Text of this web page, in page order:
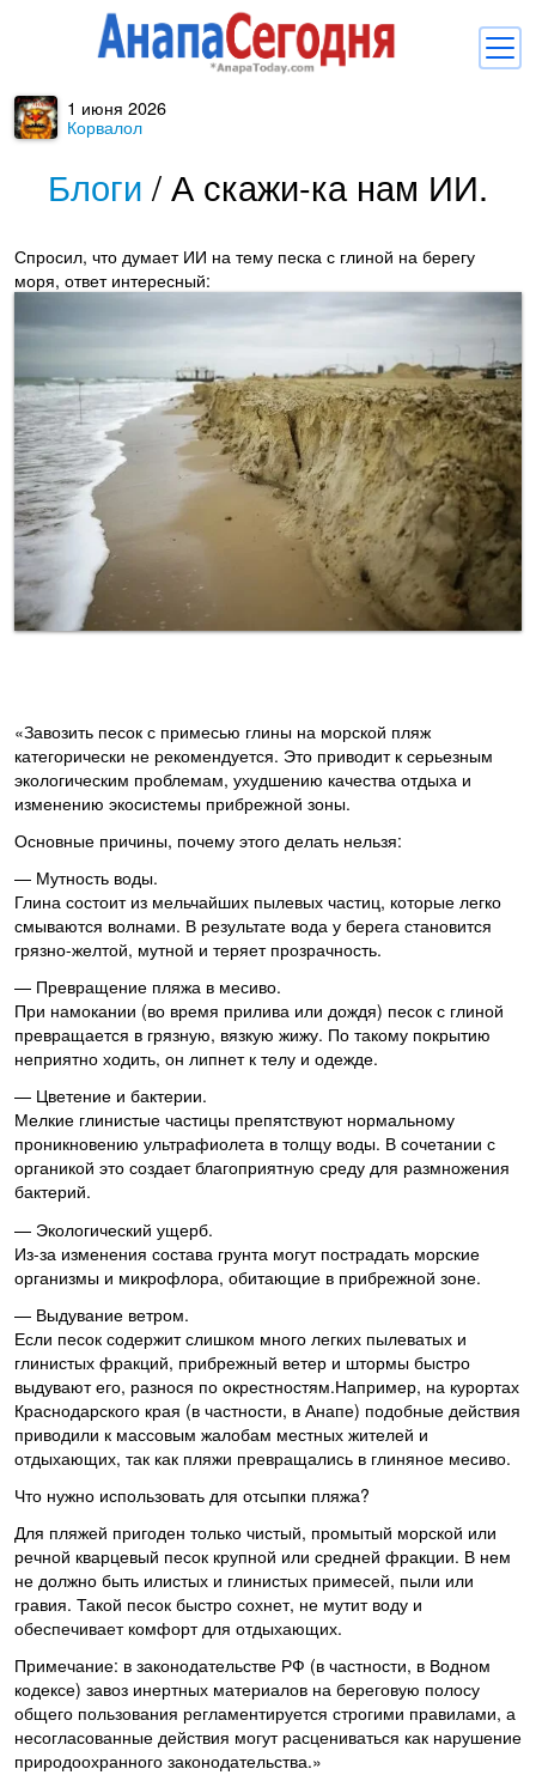
Балачка
Об Анапе
Регистрация и Вход
1 июня 2026
Корвалол
Блоги /А скажи-ка нам ИИ.
Спросил, что думает ИИ на тему песка с глиной на берегу
моря, ответ интересный:
«Завозить песок с примесью глины на морской пляж
категорически не рекомендуется. Это приводит к серьезным
экологическим проблемам, ухудшению качества отдыха и
изменению экосистемы прибрежной зоны.
Основные причины, почему этого делать нельзя:
— Мутность воды.
Глина состоит из мельчайших пылевых частиц, которые легко
смываются волнами. В результате вода у берега становится
грязно-желтой, мутной и теряет прозрачность.
— Превращение пляжа в месиво.
При намокании (во время прилива или дождя) песок с глиной
превращается в грязную, вязкую жижу. По такому покрытию
неприятно ходить, он липнет к телу и одежде.
— Цветение и бактерии.
Мелкие глинистые частицы препятствуют нормальному
проникновению ультрафиолета в толщу воды. В сочетании с
органикой это создает благоприятную среду для размножения
бактерий.
— Экологический ущерб.
Из-за изменения состава грунта могут пострадать морские
организмы и микрофлора, обитающие в прибрежной зоне.
— Выдувание ветром.
Если песок содержит слишком много легких пылеватых и
глинистых фракций, прибрежный ветер и штормы быстро
выдувают его, разнося по окрестностям.Например, на курортах
Краснодарского края (в частности, в Анапе) подобные действия
приводили к массовым жалобам местных жителей и
отдыхающих, так как пляжи превращались в глиняное месиво.
Что нужно использовать для отсыпки пляжа?
Для пляжей пригоден только чистый, промытый морской или
речной кварцевый песок крупной или средней фракции. В нем
не должно быть илистых и глинистых примесей, пыли или
гравия. Такой песок быстро сохнет, не мутит воду и
обеспечивает комфорт для отдыхающих.
Примечание: в законодательстве РФ (в частности, в Водном
кодексе) завоз инертных материалов на береговую полосу
общего пользования регламентируется строгими правилами, а
несогласованные действия могут расцениваться как нарушение
природоохранного законодательства.»